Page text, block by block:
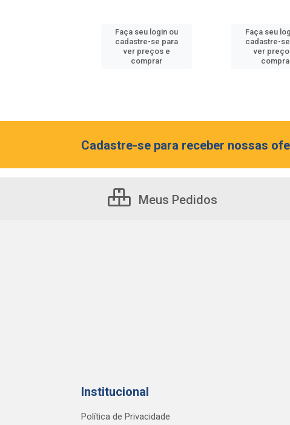
Faça seu login ou
cadastre-se para
ver preços e
comprar
Faça seu
cadastre-
ver
Cadastre-se para receber nossas
Meus Pedidos
Institucional
Política de Privacidade